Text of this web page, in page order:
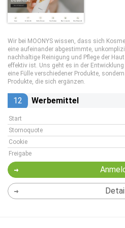
Wir bei MOONYS wissen, dass sich
eine aufeinander abgestimmte,
nachhaltige Reinigung und Pflege der
effektiv ist. Uns geht es in der
eine Fülle verschiedener Produkte,
Produkte, die sich ergänzen.
12 Werbemittel
Start
Stornoquote
Cookie
Freigabe